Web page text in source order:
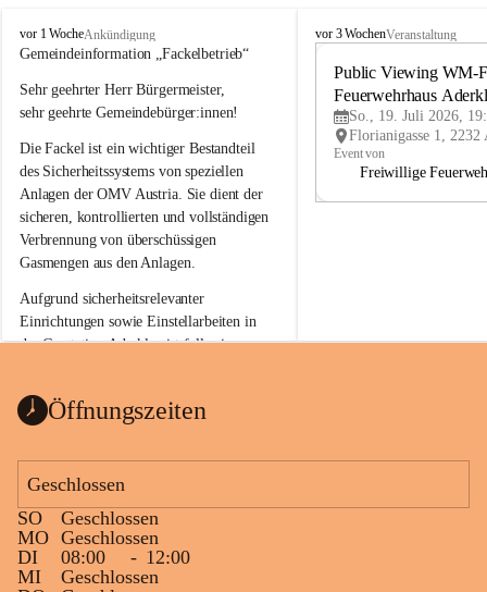
A
d
r
k
a
a
vor 1 WocheAnkündigung
Gemeindeinformation „Fackelbetrieb“
Sehr geehrter Herr Bürgermeister,
sehr geehrte Gemeindebürger:innen!
Die Fackel ist ein wichtiger Bestandteil
des Sicherheitssystems von speziellen
Anlagen der OMV Austria. Sie dient der
sicheren, kontrollierten und vollständigen
Verbrennung von überschüssigen
Gasmengen aus den Anlagen.
Aufgrund sicherheitsrelevanter
Einrichtungen sowie Einstellarbeiten in
der Gasstation Aderklaa ist fallweise
kommenden Tagen und Wochen wird
sein.
Die OMV Austria ist bemüht, für die
Bevölkerung ungewohnte, jedoch
technisch notwendige Betriebszustände so
kurz wie möglich zu halten.
A
vor 3 WochenVeranstaltung
Public Viewing WM-
Feuerwehrhaus
So., 19. Juli 2026,
Event von
Freiwillige
Öffnungszeiten
Geschlossen
SO
Geschlossen
MO Geschlossen
DI
08:00 - 12:00
MI
Geschlossen